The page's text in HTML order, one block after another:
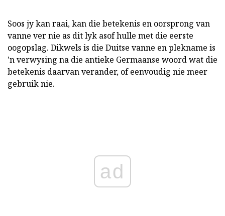
Soos jy kan raai, kan die betekenis en oorsprong van
vanne ver nie as dit lyk asof hulle met die eerste
oogopslag. Dikwels is die Duitse vanne en plekname is
'n verwysing na die antieke Germaanse woord wat die
betekenis daarvan verander, of eenvoudig nie meer
gebruik nie.
ad